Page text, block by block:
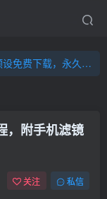
，容量高达20T，不断更新！点击进入……
，容量高达20T，不断更新！点击进入……
，附手机滤镜
关注 私信